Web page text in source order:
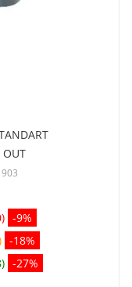
-9%
-18%
-27%